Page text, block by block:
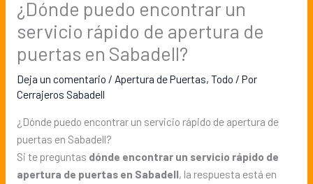
¿Dónde puedo encontrar un
servicio rápido de apertura de
puertas en Sabadell?
Deja un comentario / Apertura de Puertas, Todo / Por
Cerrajeros Sabadell
¿Dónde puedo encontrar un servicio rápido de apertura de
puertas en Sabadell?
Si te preguntas dónde encontrar un servicio rápido de
apertura de puertas en Sabadell, la respuesta está en